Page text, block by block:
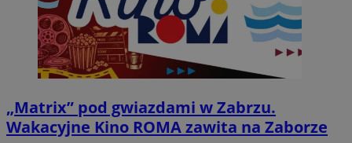
„Matrix” pod gwiazdami w Zabrzu.
Wakacyjne Kino ROMA zawita na Zaborze